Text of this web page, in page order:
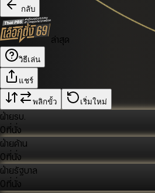
กลับ
ล่าสุด
วิธีเล่น
แชร์
พลิกขั้ว เริ่มใหม่
ฝ่ายรบ.
0ที่นั่ง
ฝ่ายค้าน
0ที่นั่ง
ฝ่ายรัฐบาล
0ที่นั่ง